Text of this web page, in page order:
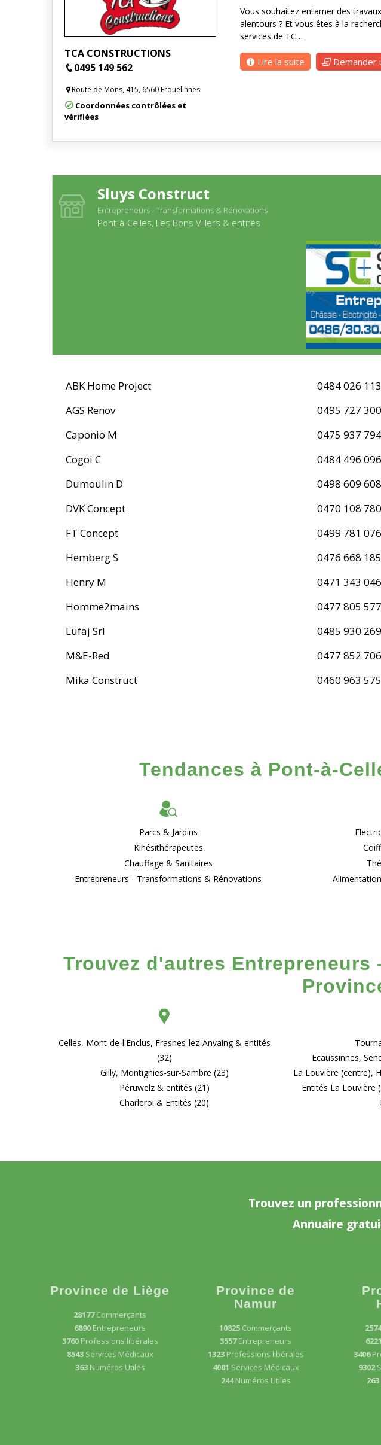
TCA CONSTRUCTIONS
0495 149 562
Route de Mons, 415, 6560 Erquelinnes
Coordonnées contrôlées et
vérifiées
Vous souhaitez entamer des
alentours ? Et vous êtes à la
services de TC…
Lire la suite Demander
Sluys Construct
Entrepreneurs - Transformations & Rénovations
Pont-à-Celles, Les Bons Villers & entités
ABK Home Project
0484 026 113
AGS Renov
0495 727 300
Caponio M
0475 937 794
Cogoi C
0484 496 096
Dumoulin D
0498 609 608
DVK Concept
0470 108 780
FT Concept
0499 781 076
Hemberg S
0476 668 185
Henry M
0471 343 046
Homme2mains
0477 805 577
Lufaj Srl
0485 930 269
M&E-Red
0477 852 706
Mika Construct
0460 963 575
Tendances à Pont-à-
Parcs & Jardins
Kinésithérapeutes
Chauffage & Sanitaires
Entrepreneurs - Transformations & Rénovations
Trouvez d'autres
Celles, Mont-de-l'Enclus, Frasnes-lez-Anvaing & entités
(32)
Gilly, Montignies-sur-Sambre (23)
Péruwelz & entités (21)
Charleroi & Entités (20)
Ecaussinnes,
La Louvière (centre),
Entités La Louvière
Trouvez un
Annuaire
Province de Liège
28177Commerçants
6890 Entrepreneurs
3760 Professions libérales
8543 Services Médicaux
363 Numéros Utiles
Province de
Namur
10825 Commerçants
3557Entrepreneurs
1323 Professions libérales
4001 Services Médicaux
244Numéros Utiles
6221
3406
9302
263